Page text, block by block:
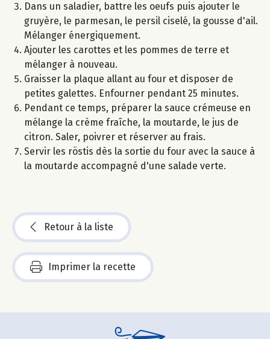
Dans un saladier, battre les oeufs puis ajouter le
gruyère, le parmesan, le persil ciselé, la gousse d'ail.
Mélanger énergiquement.
Ajouter les carottes et les pommes de terre et
mélanger à nouveau.
Graisser la plaque allant au four et disposer de
petites galettes. Enfourner pendant 25 minutes.
Pendant ce temps, préparer la sauce crémeuse en
mélange la crème fraîche, la moutarde, le jus de
citron. Saler, poivrer et réserver au frais.
Servir les röstis dès la sortie du four avec la sauce à
la moutarde accompagné d'une salade verte.
Retour à la liste
Imprimer la recette